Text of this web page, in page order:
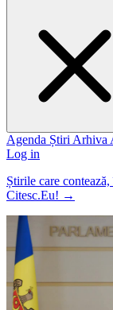
Agenda Știri Arhiva
Log in
Știrile care
Citesc.Eu! →